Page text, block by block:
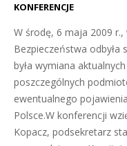
KONFERENCJE
W środę, 6 maja 2009
Bezpieczeństwa
była wymiana
poszczególnych
ewentualnego
Polsce.W konferencji
Kopacz, podsekretarz